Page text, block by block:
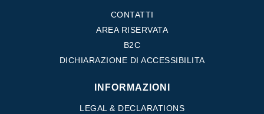
CONTATTI
AREA RISERVATA
B2C
DICHIARAZIONE DI ACCESSIBILITA
INFORMAZIONI
LEGAL & DECLARATIONS